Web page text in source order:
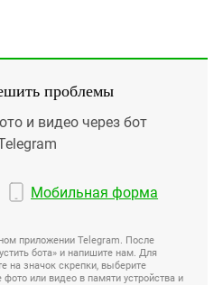
проблемы
и видео через бот
Мобильная форма
приложении Telegram. После
бота» и напишите нам. Для
на значок скрепки, выберите
или видео в памяти устройства и